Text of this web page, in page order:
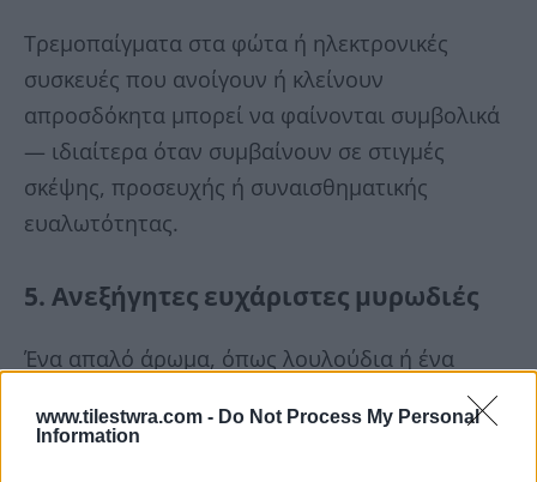
www.tilestwra.com - Do Not Process My Personal
Information
Τρεμοπαίγματα στα φώτα ή ηλεκτρονικές
συσκευές που ανοίγουν ή κλείνουν
απροσδόκητα μπορεί να φαίνονται συμβολικά
— ιδιαίτερα όταν συμβαίνουν σε στιγμές
σκέψης, προσευχής ή συναισθηματικής
ευαλωτότητας.
5. Ανεξήγητες ευχάριστες μυρωδιές
Ένα απαλό άρωμα, όπως λουλούδια ή ένα
εμφανή πηγή μπορεί να είναι βαθιά